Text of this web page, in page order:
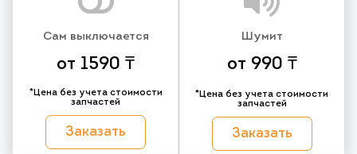
Сам выключается
от 1590 ₸
*Цена без учета стоимости
запчастей
Заказать
Шумит
от 990 ₸
*Цена без учета стоимости
запчастей
Заказать